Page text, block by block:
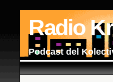
Radio
Podcast del